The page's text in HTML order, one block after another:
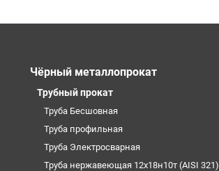
Чёрный металлопрокат
Трубный прокат
Труба Бесшовная
Труба профильная
Труба Электросварная
Труба нержавеющая 12х18н10т (AISI 321)